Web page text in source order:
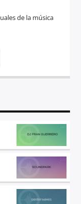
de la música